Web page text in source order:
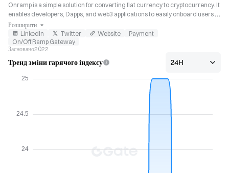
Onramp is a simple solution for converting fiat currency to cryptocurrency. It
enables developers, Dapps, and web3 applications to easily onboard users
who do not possess cryptocurrency.
Розширити
LinkedIn
Twitter Website
Payment
On/Off Ramp Gateway
Засновано2022
Тренд зміни гарячого індексу